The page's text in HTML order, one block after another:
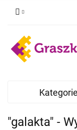
Kategorie
"galakta" -